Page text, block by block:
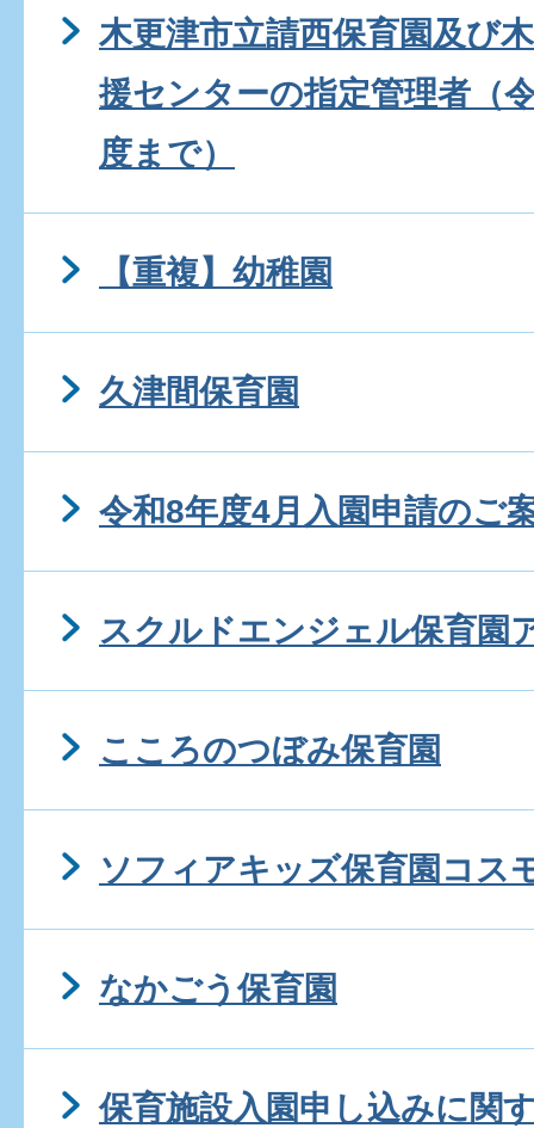
木更津市立請西保育園及び
援センターの指定管理者（
度まで）
【重複】幼稚園
久津間保育園
令和8年度4月入園申請のご
スクルドエンジェル保育園
こころのつぼみ保育園
ソフィアキッズ保育園コス
なかごう保育園
保育施設入園申し込みに関